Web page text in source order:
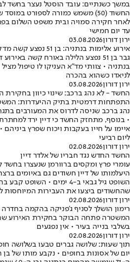
במשך כשנתיים: עובד הוסטל נעצר בחשד
החשוד (50) משמש כמורה לספורט
לאחר חקירה סמויה ובית משפט השלום
עד יום חמישי
ירון דורון03.08.2026
אירוע אלימות בנתניה: בן 51 נפצע קשה מדקירה
גבר בן 51 נפצע הלילה באורח קשה
בנתניה • צוותי מד"א העניקו לו טיפול
לניאדו כשהוא בהכרה
ירון דורון03.08.2026
החשד - לא נהג ברכב: שינוי כיוון בחקירת
התפתחות דרמטית בתיק ההיעדרות:
נהג ברכב שניסה לדרוס את המעורבים
• בנוסף, מתחזק החשד כי דיין ירד
איימו על חייו בעקבות ויכוח שפרץ
ליום רביעי
ירון דורון02.08.2026
החשד החדש נגד חבריו של אלדר דיין
עומרי פרץ ומקסים ברוורמן שנעצרו
היעלמותו של דיין חשודים גם באיומים
השופט גיל גבאי ב-4 ימים •
שהחשודים ביצעו את העבירות המיוחסות
ירון דורון02.08.2026
רימון הושלך לסניף ג'פניקה בהקמה בחדרה
המשטרה פתחה הבוקר בחקירת האירוע
בשלבי בנייה בעיר • אין נפגעים
ירון דורון02.08.2026
תוך שעות: שלושה גברים טבעו בשלושה